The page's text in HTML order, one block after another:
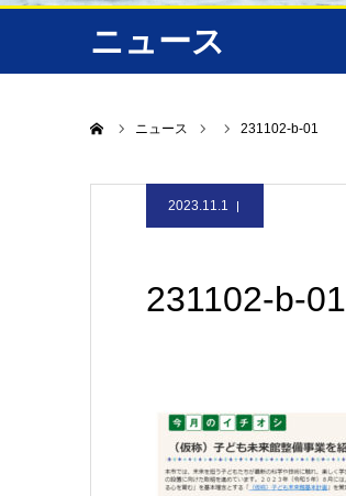
ニュース
ニュース 231102-b-01
2023.11.1
231102-b-01